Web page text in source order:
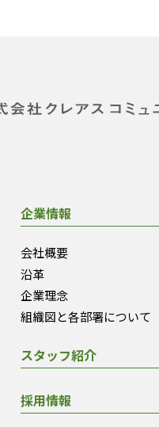
企業情報
会社概要
沿革
企業理念
組織図と各部署について
スタッフ紹介
採用情報